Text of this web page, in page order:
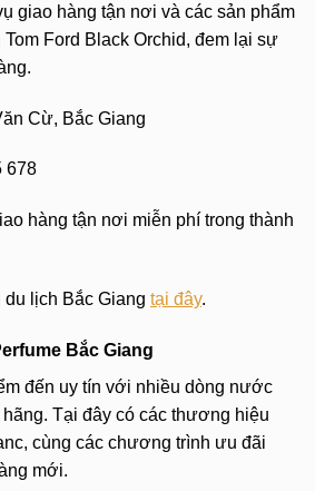
giao hàng tận nơi và các sản phẩm
Ford Black Orchid, đem lại sự
Cừ, Bắc Giang
678
hàng tận nơi miễn phí trong thành
du lịch Bắc Giang tại đây.
Bắc Giang
đến uy tín với nhiều dòng nước
Tại đây có các thương hiệu
cùng các chương trình ưu đãi
mới.